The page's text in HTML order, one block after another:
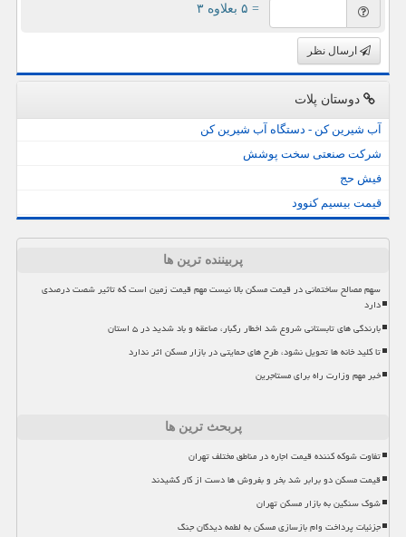
= ۵ بعلاوه ۳
ارسال نظر
دوستان پلات
آب شیرین کن - دستگاه آب شیرین کن
شرکت صنعتی سخت پوشش
فیش حج
قیمت بیسیم کنوود
پربیننده ترین ها
سهم مصالح ساختمانی در قیمت مسکن بالا نیست مهم قیمت زمین است که تاثیر شصت درصدی
دارد
بارندگی های تابستانی شروع شد اخطار رگبار، صاعقه و باد شدید در ۵ استان
تا کلید خانه ها تحویل نشود، طرح های حمایتی در بازار مسکن اثر ندارد
خبر مهم وزارت راه برای مستاجرین
پربحث ترین ها
تفاوت شوکه کننده قیمت اجاره در مناطق مختلف تهران
قیمت مسکن دو برابر شد بخر و بفروش ها دست از کار کشیدند
شوک سنگین به بازار مسکن تهران
جزئیات پرداخت وام بازسازی مسکن به لطمه دیدگان جنگ